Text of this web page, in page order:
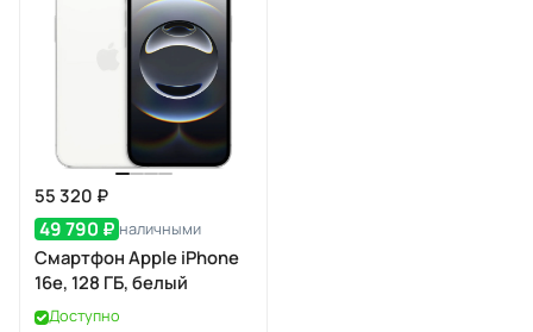
55 320 ₽
49 790 ₽ наличными
Смартфон Apple iPhone
16e, 128 ГБ, белый
Доступно